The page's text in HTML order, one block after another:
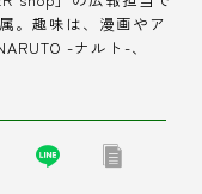
。趣味は、漫画やア
-ナルト-、